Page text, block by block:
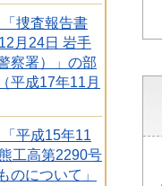
捜査報告書
月24日 岩手
察署）」の部
平成17年11月
平成15年11
工高第2290号
のについて」